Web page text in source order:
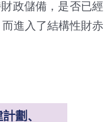
政儲備，是否已經
進入了結構性財赤